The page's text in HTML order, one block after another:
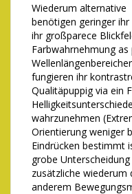
Wiederum alternative
benötigen geringer
ihr großparece
Farbwahrnehmung
fungieren ihr
Qualitäpuppig via ein
wahrzunehmen
Orientierung weniger
Eindrücken bestimmt
grobe
zusätzliche wiederum
anderem